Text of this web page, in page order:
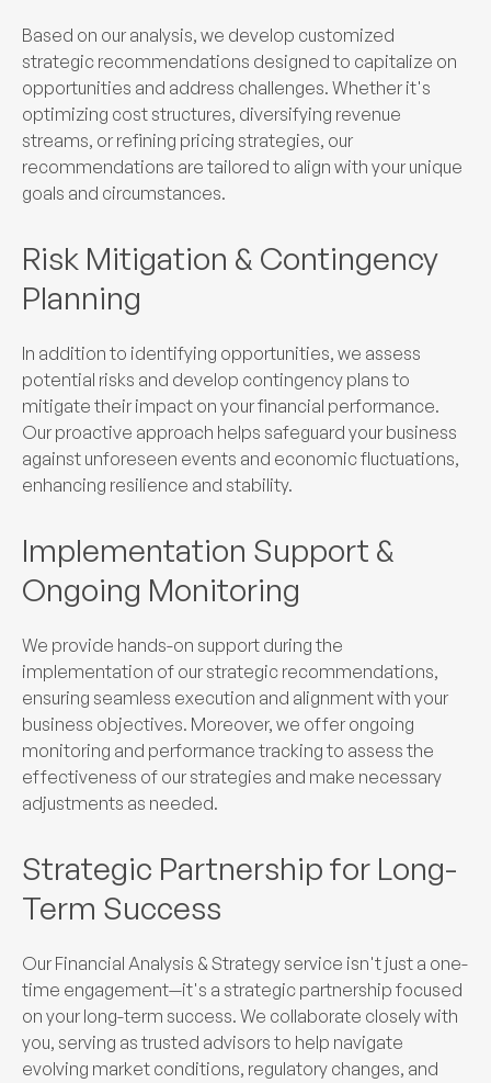
Based on our analysis, we develop customized
strategic recommendations designed to capitalize on
opportunities and address challenges. Whether it's
optimizing cost structures, diversifying revenue
streams, or refining pricing strategies, our
recommendations are tailored to align with your unique
goals and circumstances.
Risk Mitigation & Contingency
Planning
In addition to identifying opportunities, we assess
potential risks and develop contingency plans to
mitigate their impact on your financial performance.
Our proactive approach helps safeguard your business
against unforeseen events and economic fluctuations,
enhancing resilience and stability.
Implementation Support &
Ongoing Monitoring
We provide hands-on support during the
implementation of our strategic recommendations,
ensuring seamless execution and alignment with your
business objectives. Moreover, we offer ongoing
monitoring and performance tracking to assess the
effectiveness of our strategies and make necessary
adjustments as needed.
Strategic Partnership for Long-
Term Success
Our Financial Analysis & Strategy service isn't just a one-
time engagement—it's a strategic partnership focused
on your long-term success. We collaborate closely with
you, serving as trusted advisors to help navigate
evolving market conditions, regulatory changes, and